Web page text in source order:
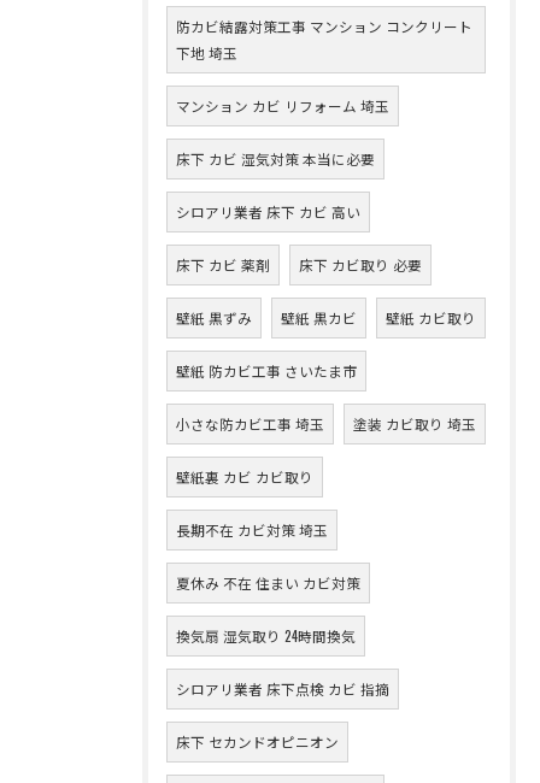
防カビ結露対策工事 マンション コンクリート
下地 埼玉
マンション カビ リフォーム 埼玉
床下 カビ 湿気対策 本当に必要
シロアリ業者 床下 カビ 高い
床下 カビ 薬剤 床下 カビ取り 必要
壁紙 黒ずみ 壁紙 黒カビ 壁紙 カビ取り
壁紙 防カビ工事 さいたま市
小さな防カビ工事 埼玉 塗装 カビ取り 埼玉
壁紙裏 カビ カビ取り
長期不在 カビ対策 埼玉
夏休み 不在 住まい カビ対策
換気扇 湿気取り 24時間換気
シロアリ業者 床下点検 カビ 指摘
床下 セカンドオピニオン